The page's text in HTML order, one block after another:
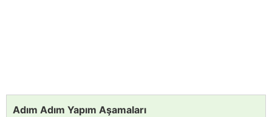
Adım Adım Yapım Aşamaları